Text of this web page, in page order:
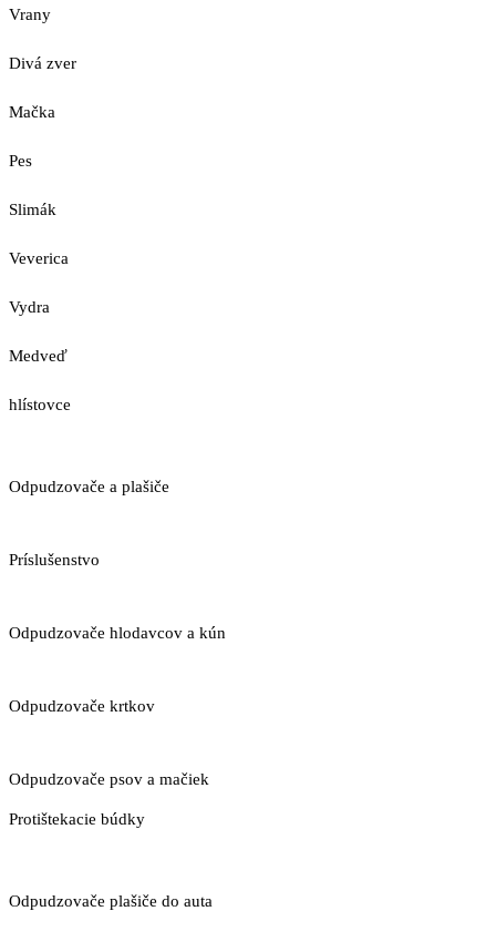
Vrany
Divá zver
Mačka
Pes
Slimák
Veverica
Vydra
Medveď
hlístovce
Odpudzovače a plašiče
Príslušenstvo
Odpudzovače hlodavcov a kún
Odpudzovače krtkov
Odpudzovače psov a mačiek
Protištekacie búdky
Odpudzovače plašiče do auta